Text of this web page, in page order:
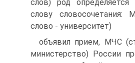
слов) род
слову словосочетания:
слово - университет)
объявил прием, МЧС
министерство) России